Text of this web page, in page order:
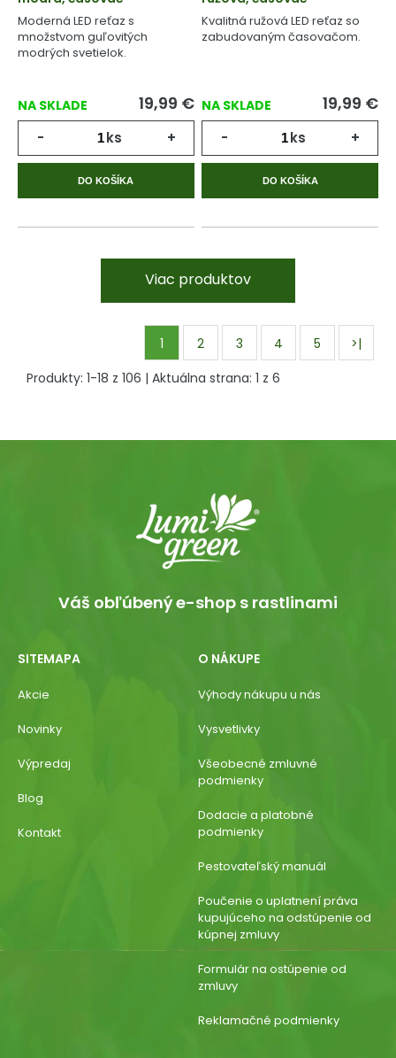
Moderná LED reťaz s
množstvom guľovitých
modrých svetielok.
NA SKLADE 19,99 €
- ks +
DO KOŠÍKA
Kvalitná ružová LED reťaz so
zabudovaným časovačom.
NA SKLADE 19,99 €
- ks +
DO KOŠÍKA
Viac produktov
1 2 3 4 5
>|
Produkty: 1-18 z 106 | Aktuálna strana: 1 z 6
Váš obľúbený e-shop s rastlinami
SITEMAPA
Akcie
Novinky
Výpredaj
Blog
Kontakt
O NÁKUPE
Výhody nákupu u nás
Vysvetlivky
Všeobecné zmluvné
podmienky
Dodacie a platobné
podmienky
Pestovateľský manuál
Poučenie o uplatnení práva
kupujúceho na odstúpenie od
kúpnej zmluvy
Formulár na ostúpenie od
zmluvy
Reklamačné podmienky